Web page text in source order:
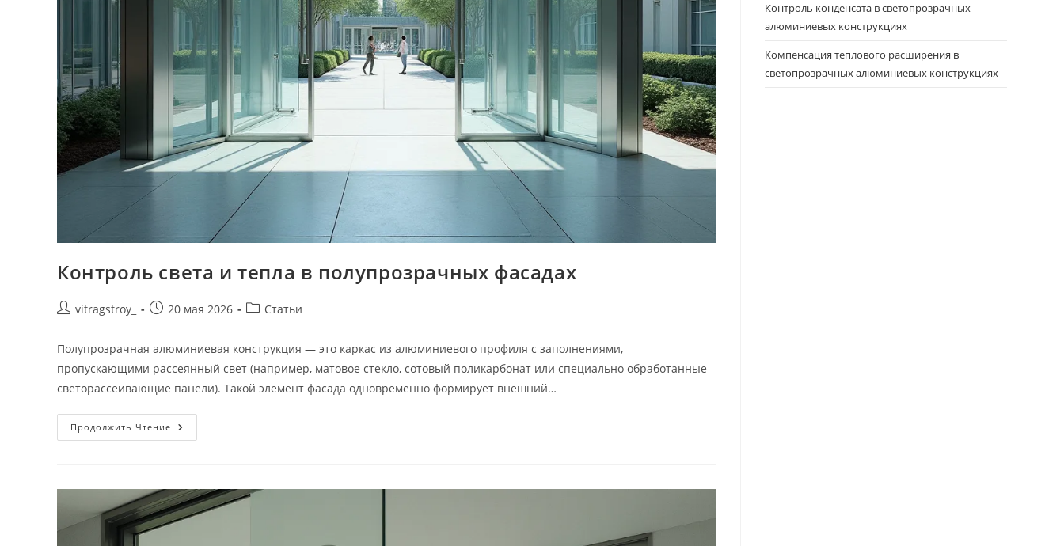
Контроль света и тепла в полупрозрачных фасадах
Авторvitragstroy_
Запись20 мая 2026
Рубрика
Статьи
Полупрозрачная алюминиевая конструкция — это каркас из алюминиевого профиля с заполнениями,
пропускающими рассеянный свет (например, матовое стекло, сотовый поликарбонат или специально обработанные
светорассеивающие панели). Такой элемент фасада одновременно формирует внешний…
Продолжить Чтение Контроль
Света
Фасадах
Контроль конденсата в светопрозрачных
алюминиевых конструкциях
Компенсация теплового расширения в
светопрозрачных алюминиевых конструкциях